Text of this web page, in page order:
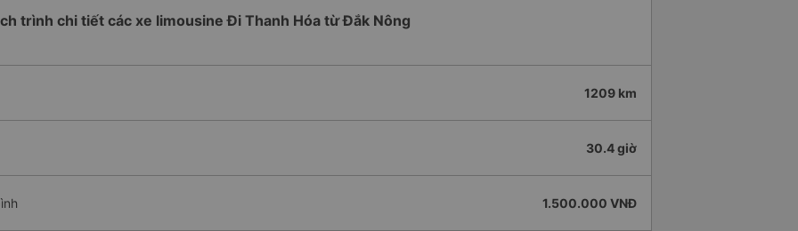
trình chi tiết các xe limousine Đi Thanh Hóa từ Đắk Nông
1209 km
30.4 giờ
1.500.000 VNĐ